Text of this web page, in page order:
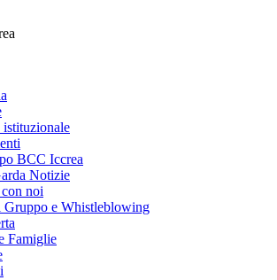
istituzionale
BCC Iccrea
Notizie
noi
Gruppo e Whistleblowing
Famiglie